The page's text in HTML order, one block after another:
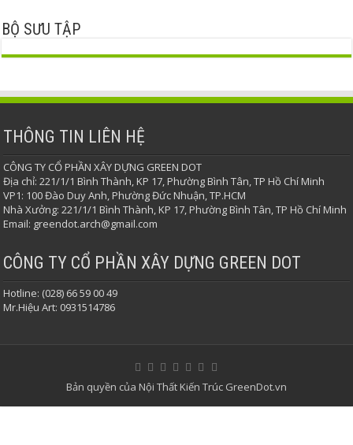
BỘ SƯU TẬP
THÔNG TIN LIÊN HỆ
CÔNG TY CỔ PHẦN XÂY DỰNG GREEN DOT
Địa chỉ: 221/1/1 Bình Thành, KP 17, Phường Bình Tân, TP Hồ Chí Minh
VP1: 100 Đào Duy Anh, Phường Đức Nhuận, TP.HCM
Nhà Xưởng: 221/1/1 Bình Thành, KP 17, Phường Bình Tân, TP Hồ Chí Minh
Email: greendot.arch@gmail.com
CÔNG TY CỔ PHẦN XÂY DỰNG GREEN DOT
Hotline: (028) 66 59 00 49
Mr.Hiệu Art: 0931514786
Bản quyền của Nội Thất Kiến Trúc GreenDot.vn